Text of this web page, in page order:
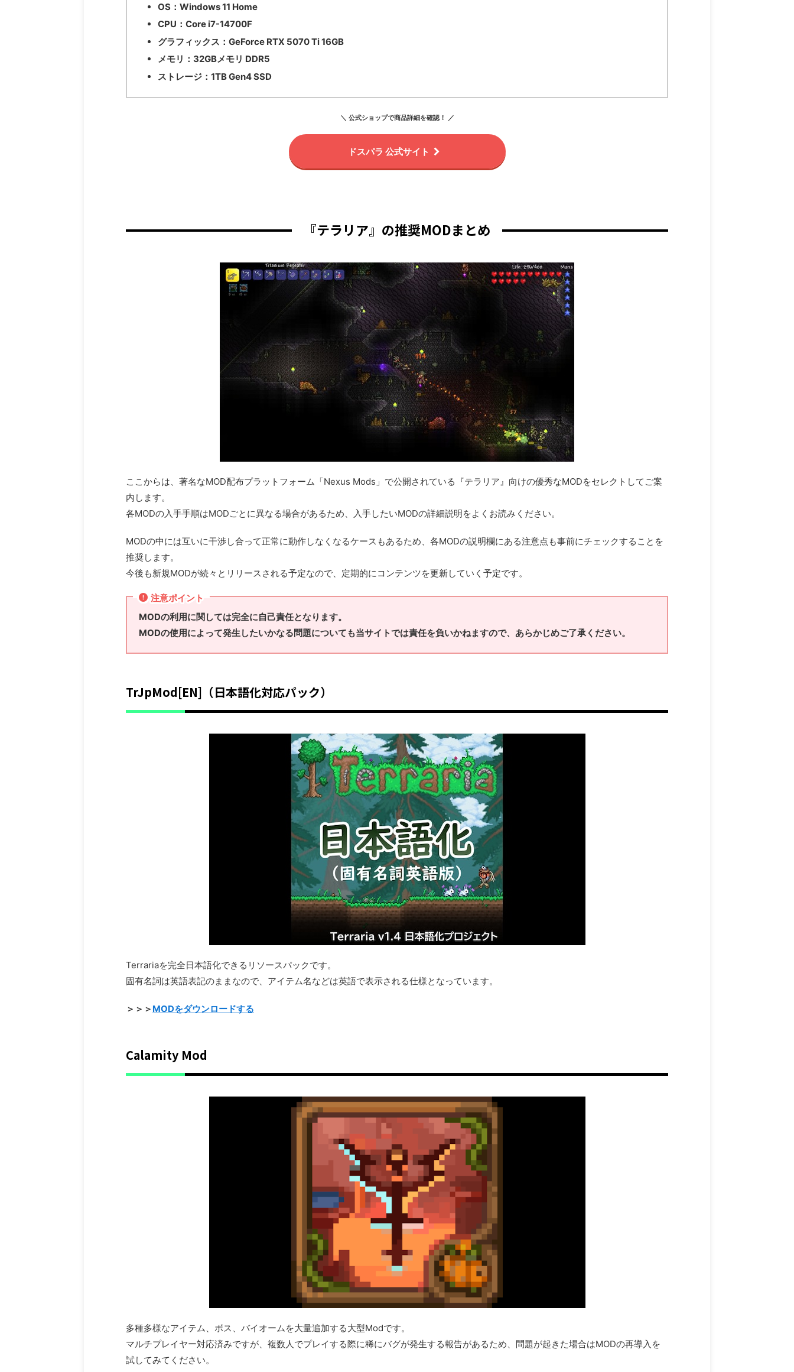
OS： Windows 11 Home
CPU： Core i7-14700F
グラフィックス： GeForce RTX 5070 Ti 16GB
メモリ： 32GBメモリ DDR5
ストレージ： 1TB Gen4 SSD
＼ 公式ショップで商品詳細を確認！ ／
ドスパラ 公式サイト
『テラリア』の推奨MODまとめ
ここからは、著名なMOD配布プラットフォーム「Nexus Mods」で公開されている『テラリア』向けの優秀なMODをセレクトしてご案
内します。
各MODの入手手順はMODごとに異なる場合があるため、入手したいMODの詳細説明をよくお読みください。
MODの中には互いに干渉し合って正常に動作しなくなるケースもあるため、各MODの説明欄にある注意点も事前にチェックすることを
推奨します。
今後も新規MODが続々とリリースされる予定なので、定期的にコンテンツを更新していく予定です。
注意ポイント
MODの利用に関しては完全に自己責任となります。
MODの使用によって発生したいかなる問題についても当サイトでは責任を負いかねますので、あらかじめご了承ください。
TrJpMod[EN]（日本語化対応パック）
Terrariaを完全日本語化できるリソースパックです。
固有名詞は英語表記のままなので、アイテム名などは英語で表示される仕様となっています。
＞＞＞ MODをダウンロードする
Calamity Mod
多種多様なアイテム、ボス、バイオームを大量追加する大型Modです。
マルチプレイヤー対応済みですが、複数人でプレイする際に稀にバグが発生する報告があるため、問題が起きた場合はMODの再導入を
試してみてください。